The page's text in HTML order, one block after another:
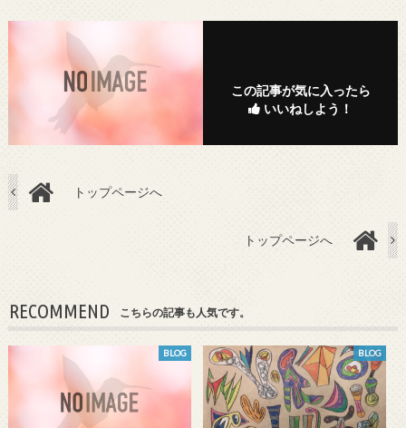
この記事が気に入ったら
いいねしよう！
トップページへ
トップページへ
RECOMMEND こちらの記事も人気です。
BLOG BLOG